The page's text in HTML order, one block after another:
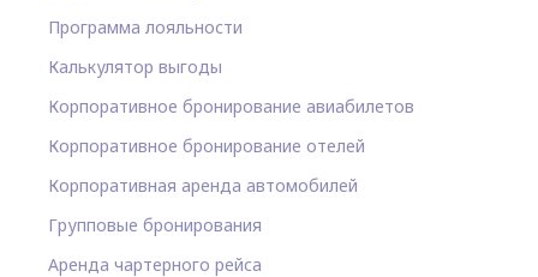
Программа лояльности
Калькулятор выгоды
Корпоративное бронирование авиабилетов
Корпоративное бронирование отелей
Корпоративная аренда автомобилей
Групповые бронирования
Аренда чартерного рейса